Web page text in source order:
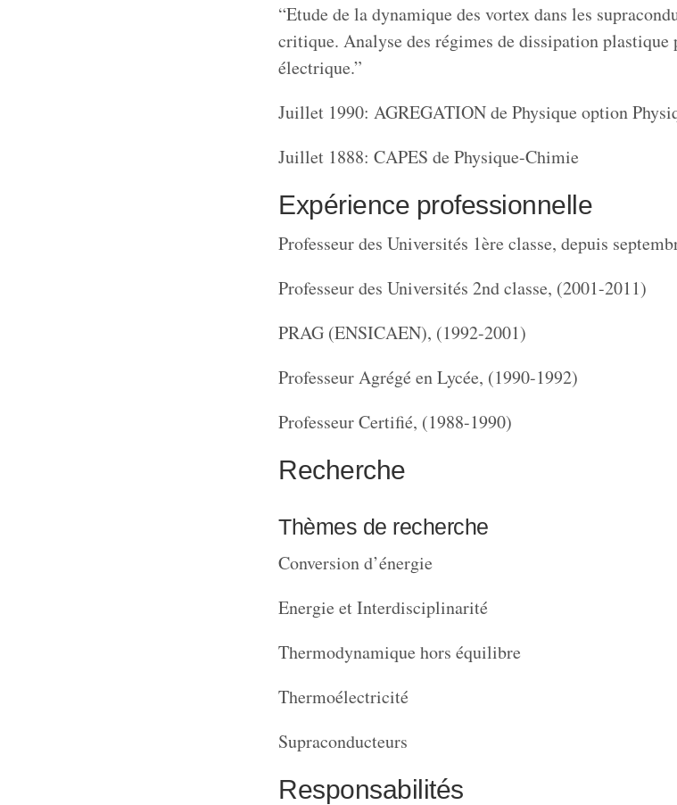
“Etude de la dynamique des vortex dans les
critique. Analyse des régimes de dissipation plastique
électrique.”
Juillet 1990: AGREGATION de Physique option
Juillet 1888: CAPES de Physique-Chimie
Expérience professionnelle
Professeur des Universités 1ère classe, depuis
Professeur des Universités 2nd classe, (2001-2011)
PRAG (ENSICAEN), (1992-2001)
Professeur Agrégé en Lycée, (1990-1992)
Professeur Certifié, (1988-1990)
Recherche
Thèmes de recherche
Conversion d’énergie
Energie et Interdisciplinarité
Thermodynamique hors équilibre
Thermoélectricité
Supraconducteurs
Responsabilités